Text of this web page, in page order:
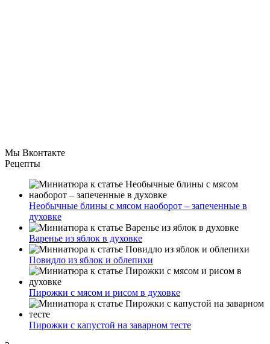
Мы Вконтакте
Рецепты
Необычные блины с мясом наоборот – запеченные в
духовке
Варенье из яблок в духовке
Повидло из яблок и облепихи
Пирожки с мясом и рисом в духовке
Пирожки с капустой на заварном тесте